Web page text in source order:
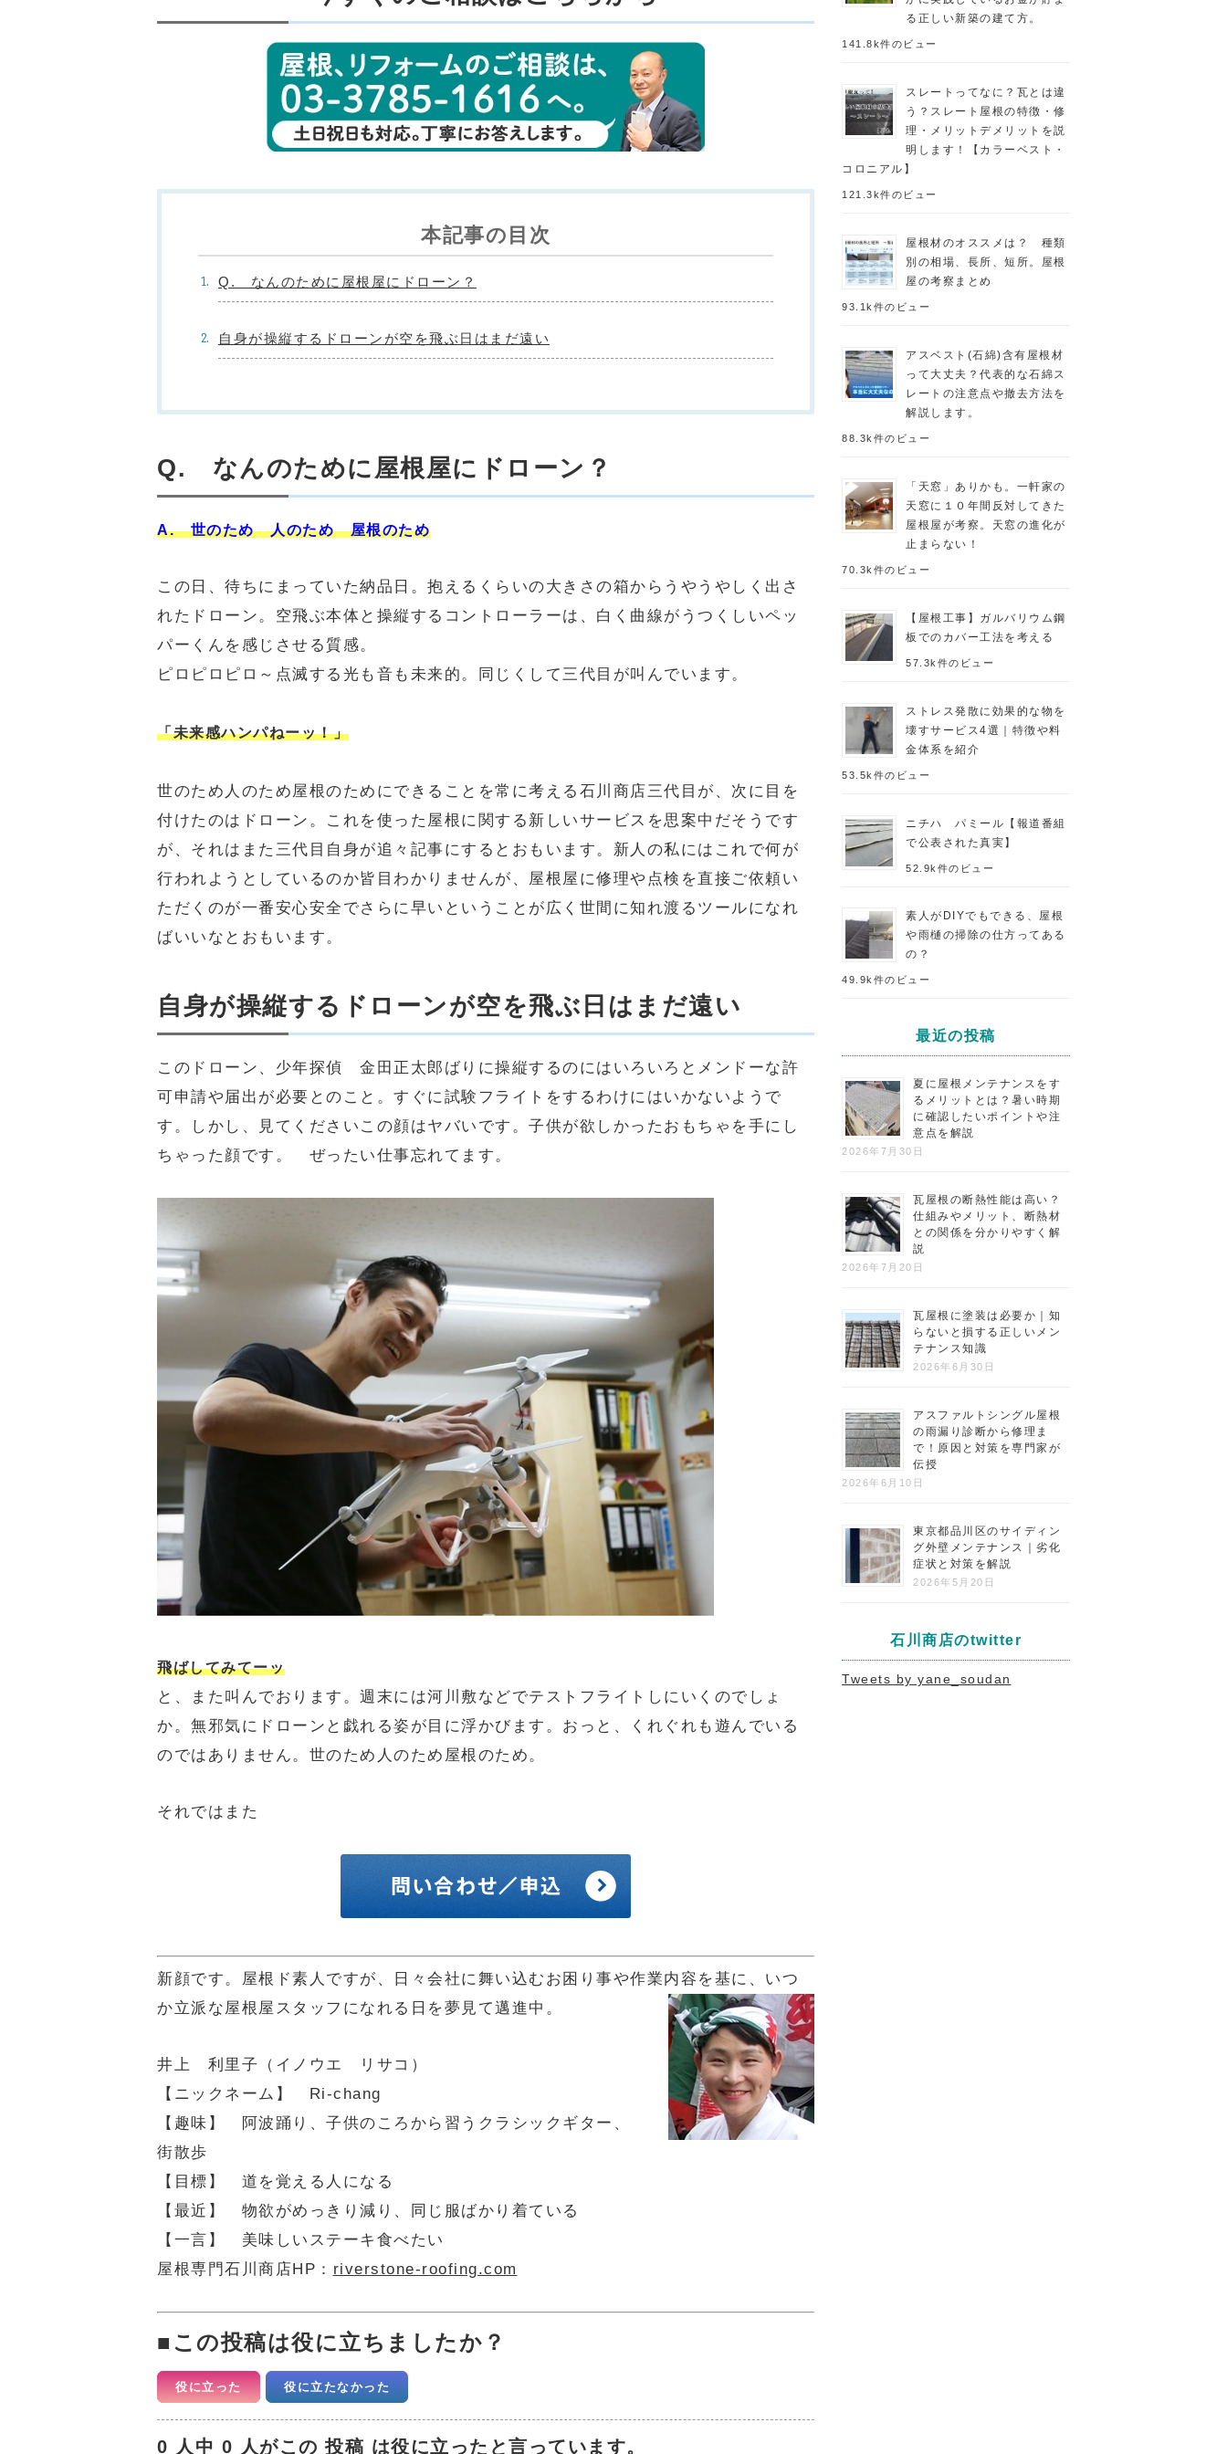
本記事の目次
Q. なんのために屋根屋にドローン？
自身が操縦するドローンが空を飛ぶ日はまだ遠い
Q. なんのために屋根屋にドローン？
A. 世のため 人のため 屋根のため
この日、待ちにまっていた納品日。抱えるくらいの大きさの箱からうやうやしく出さ
れたドローン。空飛ぶ本体と操縦するコントローラーは、白く曲線がうつくしいペッ
パーくんを感じさせる質感。
ピロピロピロ～点滅する光も音も未来的。同じくして三代目が叫んでいます。
「未来感ハンパねーッ！」
世のため人のため屋根のためにできることを常に考える石川商店三代目が、次に目を
付けたのはドローン。これを使った屋根に関する新しいサービスを思案中だそうです
が、それはまた三代目自身が追々記事にするとおもいます。新人の私にはこれで何が
行われようとしているのか皆目わかりませんが、屋根屋に修理や点検を直接ご依頼い
ただくのが一番安心安全でさらに早いということが広く世間に知れ渡るツールになれ
ばいいなとおもいます。
自身が操縦するドローンが空を飛ぶ日はまだ遠い
このドローン、少年探偵 金田正太郎ばりに操縦するのにはいろいろとメンドーな許
可申請や届出が必要とのこと。すぐに試験フライトをするわけにはいかないようで
す。しかし、見てくださいこの顔はヤバいです。子供が欲しかったおもちゃを手にし
ちゃった顔です。 ぜったい仕事忘れてます。
飛ばしてみてーッ
と、また叫んでおります。週末には河川敷などでテストフライトしにいくのでしょ
か。無邪気にドローンと戯れる姿が目に浮かびます。おっと、くれぐれも遊んでいる
のではありません。世のため人のため屋根のため。
それではまた
新顔です。屋根ド素人ですが、日々会社に舞い込むお困り事や作業内容を基に、いつ
か立派な屋根屋スタッフになれる日を夢見て邁進中。
井上 利里子（イノウエ リサコ）
【ニックネーム】 Ri-chang
【趣味】 阿波踊り、子供のころから習うクラシックギター、
街散歩
【目標】 道を覚える人になる
【最近】 物欲がめっきり減り、同じ服ばかり着ている
【一言】 美味しいステーキ食べたい
屋根専門石川商店HP： riverstone-roofing.com
この投稿は役に立ちましたか？
役に立った 役に立たなかった
0 人中 0 人がこの 投稿 は役に立ったと言っています。
る正しい新築の建て方。
141.8k件のビュー
スレートってなに？瓦とは違
う？スレート屋根の特徴・修
理・メリットデメリットを説
明します！【カラーベスト・
コロニアル】
121.3k件のビュー
屋根材のオススメは？ 種類
別の相場、長所、短所。屋根
屋の考察まとめ
93.1k件のビュー
アスベスト(石綿)含有屋根材
って大丈夫？代表的な石綿ス
レートの注意点や撤去方法を
解説します。
88.3k件のビュー
「天窓」ありかも。一軒家の
天窓に１０年間反対してきた
屋根屋が考察。天窓の進化が
止まらない！
70.3k件のビュー
【屋根工事】ガルバリウム鋼
板でのカバー工法を考える
57.3k件のビュー
ストレス発散に効果的な物を
壊すサービス4選｜特徴や料
金体系を紹介
53.5k件のビュー
ニチハ パミール【報道番組
で公表された真実】
52.9k件のビュー
素人がDIYでもできる、屋根
や雨樋の掃除の仕方ってある
の？
49.9k件のビュー
最近の投稿
夏に屋根メンテナンスをす
るメリットとは？暑い時期
に確認したいポイントや注
意点を解説
2026年7月30日
瓦屋根の断熱性能は高い？
仕組みやメリット、断熱材
との関係を分かりやすく解
説
2026年7月20日
瓦屋根に塗装は必要か｜知
らないと損する正しいメン
テナンス知識
2026年6月30日
アスファルトシングル屋根
の雨漏り診断から修理ま
で！原因と対策を専門家が
伝授
2026年6月10日
東京都品川区のサイディン
グ外壁メンテナンス｜劣化
症状と対策を解説
2026年5月20日
石川商店のtwitter
Tweets by yane_soudan